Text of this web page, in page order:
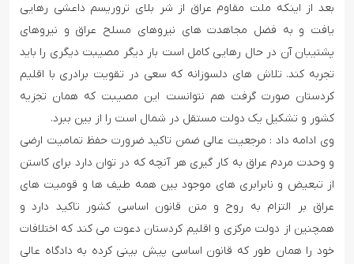
بعد از اینکه ملت مقاوم عراق از شر بلای تروریسم داعشی رهایی
یافت و به فضل مجاهدت های نیروهای مسلح عراق و نیروهای
پشتیبان آن در حال رهایی کامل است بار دیگر مصیبت دیگری را باید
تجربه کند. تلاش های دلسوزانه که سعی در تقویت برادری با اقلیم
کردستان صورت گرفت هم نتوانست این مصیبت که همان تجزیه
کشور و تشکیل یک دولت مستقل در شمال است را از بین ببرد.
وی ادامه داد : مرجعیت عالی ضمن تاکید ضرورت حفظ تمامیت ارضی
و وحدت مردم عراق به کار گیری هر آنچه که در توان دارد برای کاستن
از تبعیض و نابرابری های موجود بین همه طیف ها و قومیت های
عراق بر التزام به روح و متن قانون اساسی کشور تاکید دارد و
همچنین از دولت مرکزی و اقلیم کردستان دعوت می کند که اختلافات
خود را همان طور که قانون اساسی پیش بینی کرده به دادگاه عالی